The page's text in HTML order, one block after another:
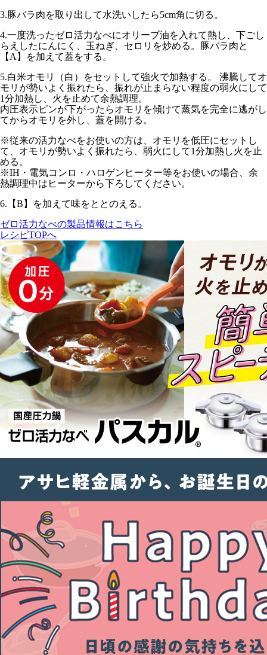
3.豚バラ肉を取り出して水洗いしたら5cm角に切る。
4.一度洗ったゼロ活力なべにオリーブ油を入れて熱し、下ごし
らえしたにんにく、玉ねぎ、セロリを炒める。豚バラ肉と
【A】を加えて蓋をする。
5.白米オモリ（白） をセットして強火で加熱する。 沸騰してオ
モリが勢いよく振れたら、振れが止まらない程度の弱火にして
1分加熱し、火を止めて余熱調理。
内圧表示ピンが下がったらオモリを傾けて蒸気を完全に逃がし
てからオモリを外し、蓋を開ける。
※従来の活力なべをお使いの方は、オモリを低圧にセットし
て、オモリが勢いよく振れたら、 弱火にして1分加熱し火を止
める。
※IH・電気コンロ・ハロゲンヒーター等をお使いの場合、余
熱調理中はヒーターから下ろしてください。
6. 【B】を加えて味をととのえる。
ゼロ活力なべの製品情報はこちら
レシピTOPへ